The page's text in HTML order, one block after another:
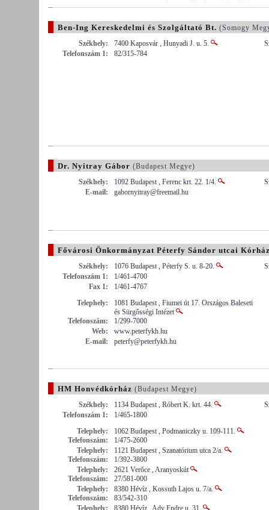
Ben-Ing Kereskedelmi és Szolgáltató Bt. (Somogy
Székhely:
7400 Kaposvár , Hunyadi J. u. 5.
Telefonszám 1:
82/315-784
Dr. Nyitray Gábor (Budapest Megye)
Székhely:
1092 Budapest , Ferenc krt. 22. 1/4.
E-mail:
gabornyitray@freemail.hu
Fővárosi Önkormányzat Péterfy Sándor utcai
Székhely:
1076 Budapest , Péterfy S. u. 8-20.
Telefonszám 1:
1/461-4700
Fax 1:
1/461-4767
Telephely:
1081 Budapest , Fiumei út 17. Országos Baleseti
és Sürgősségi Intézet
Telefonszám:
1/299-7000
Web:
www.peterfykh.hu
E-mail:
peterfy@peterfykh.hu
HM Honvédkórház (Budapest Megye)
Székhely:
1134 Budapest , Róbert K. krt. 44.
Telefonszám 1:
1/465-1800
Telephely:
1062 Budapest , Podmaniczky u. 109-111.
Telefonszám:
1/475-2600
Telephely:
1121 Budapest , Szanatórium utca 2/a.
Telefonszám:
1/392-3800
Telephely:
2621 Verőce , Aranyoskút
Telefonszám:
27/581-000
Telephely:
8380 Hévíz , Kossuth Lajos u. 7/a.
Telefonszám:
83/542-310
Telephely:
8380 Hévíz , Ady Endre u. 31.